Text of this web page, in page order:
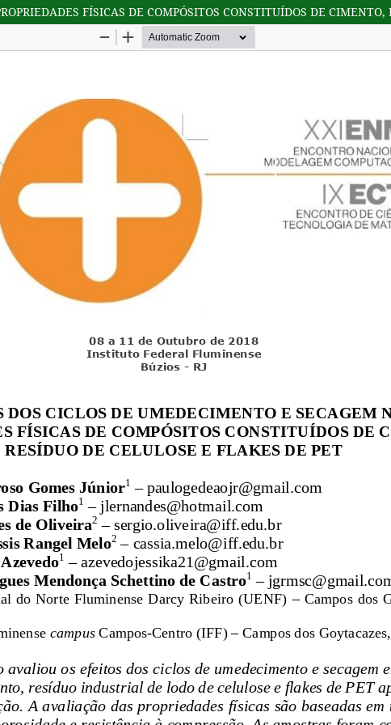
FÍSICAS DE COMPÓSITOS CONSTITUÍDOS DE